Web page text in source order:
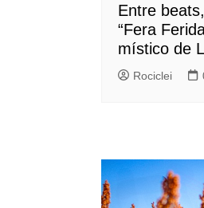
Entre
“Fera
místico de
Rociclei